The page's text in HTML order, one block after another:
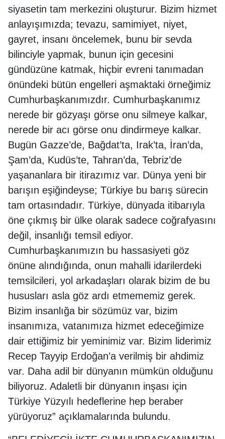
siyasetin tam merkezini oluşturur. Bizim hizmet
anlayışımızda; tevazu, samimiyet, niyet,
gayret, insanı öncelemek, bunu bir sevda
bilinciyle yapmak, bunun için gecesini
gündüzüne katmak, hiçbir evreni tanımadan
önündeki bütün engelleri aşmaktaki örneğimiz
Cumhurbaşkanımızdır. Cumhurbaşkanımız
nerede bir gözyaşı görse onu silmeye kalkar,
nerede bir acı görse onu dindirmeye kalkar.
Bugün Gazze’de, Bağdat’ta, Irak’ta, İran’da,
Şam’da, Kudüs’te, Tahran’da, Tebriz’de
yaşananlara bir itirazımız var. Dünya yeni bir
barışın eşiğindeyse; Türkiye bu barış sürecin
tam ortasındadır. Türkiye, dünyada itibarıyla
öne çıkmış bir ülke olarak sadece coğrafyasını
değil, insanlığı temsil ediyor.
Cumhurbaşkanımızın bu hassasiyeti göz
önüne alındığında, onun mahalli idarilerdeki
temsilcileri, yol arkadaşları olarak bizim de bu
hususları asla göz ardı etmememiz gerek.
Bizim insanlığa bir sözümüz var, bizim
insanımıza, vatanımıza hizmet edeceğimize
dair ettiğimiz bir yeminimiz var. Bizim liderimiz
Recep Tayyip Erdoğan’a verilmiş bir ahdimiz
var. Daha adil bir dünyanın mümkün olduğunu
biliyoruz. Adaletli bir dünyanın inşası için
Türkiye Yüzyılı hedeflerine hep beraber
yürüyoruz” açıklamalarında bulundu.